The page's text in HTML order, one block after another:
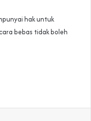
hak untuk
bebas tidak boleh